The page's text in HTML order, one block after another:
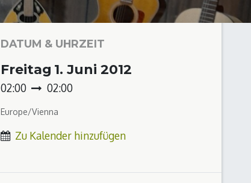
DATUM & UHRZEIT
Freitag 1. Juni 2012
02:00 02:00
Europe/Vienna
Zu Kalender hinzufügen